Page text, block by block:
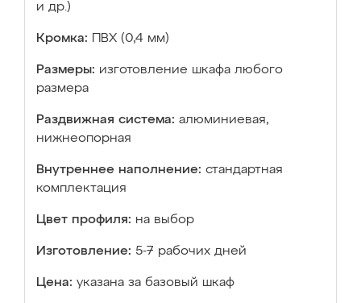
и др.)
Кромка: ПВХ (0,4 мм)
Размеры: изготовление шкафа любого
размера
Раздвижная система: алюминиевая,
нижнеопорная
Внутреннее наполнение: стандартная
комплектация
Цвет профиля: на выбор
Изготовление: 5-7 рабочих дней
Цена: указана за базовый шкаф